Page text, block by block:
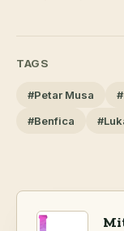
TAGS
#Petar Musa
#Benfica